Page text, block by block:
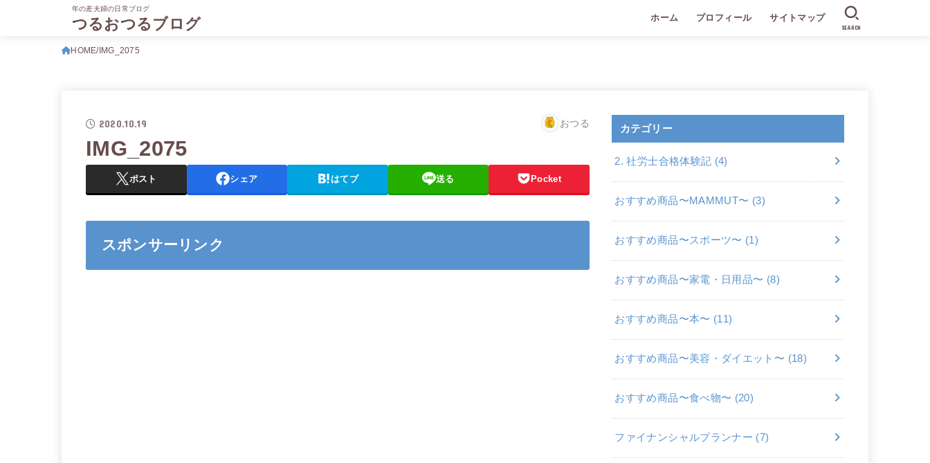
年の差夫婦の日常ブログ
つるおつるブログ ホーム プロフィール サイトマップ
SEARCH
HOME IMG_2075
2020.10.19 おつる
IMG_2075
ポスト シェア はてブ 送る Pocket
スポンサーリンク
カテゴリー
2. 社労士合格体験記 (4)
おすすめ商品〜MAMMUT〜 (3)
おすすめ商品〜スポーツ〜 (1)
おすすめ商品〜家電・日用品〜 (8)
おすすめ商品〜本〜 (11)
おすすめ商品〜美容・ダイエット〜 (18)
おすすめ商品〜食べ物〜 (20)
ファイナンシャルプランナー (7)